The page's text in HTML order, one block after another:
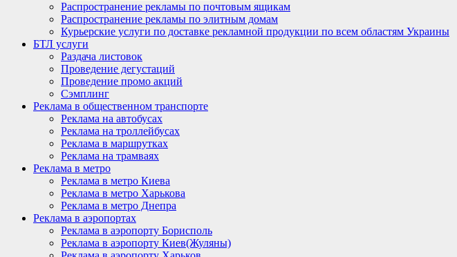
Распространение рекламы по почтовым ящикам
Распространение рекламы по элитным домам
Курьерские услуги по доставке рекламной продукции по всем областям Украины
БТЛ услуги
Раздача листовок
Проведение дегустаций
Проведение промо акций
Сэмплинг
Реклама в общественном транспорте
Реклама на автобусах
Реклама на троллейбусах
Реклама в маршрутках
Реклама на трамваях
Реклама в метро
Реклама в метро Киева
Реклама в метро Харькова
Реклама в метро Днепра
Реклама в аэропортах
Реклама в аэропорту Борисполь
Реклама в аэропорту Киев(Жуляны)